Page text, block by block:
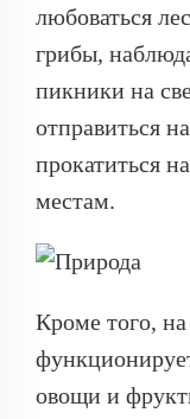
любоваться
грибы,
пикники на
отправиться
прокатиться
местам.
Кроме того,
овощи и